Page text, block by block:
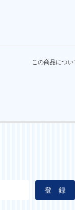
この商品につ